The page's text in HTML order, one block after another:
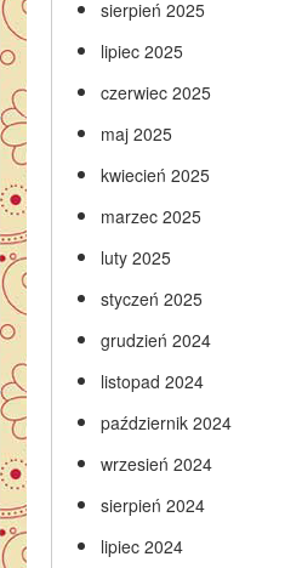
sierpień 2025
lipiec 2025
czerwiec 2025
maj 2025
kwiecień 2025
marzec 2025
luty 2025
styczeń 2025
grudzień 2024
listopad 2024
październik 2024
wrzesień 2024
sierpień 2024
lipiec 2024